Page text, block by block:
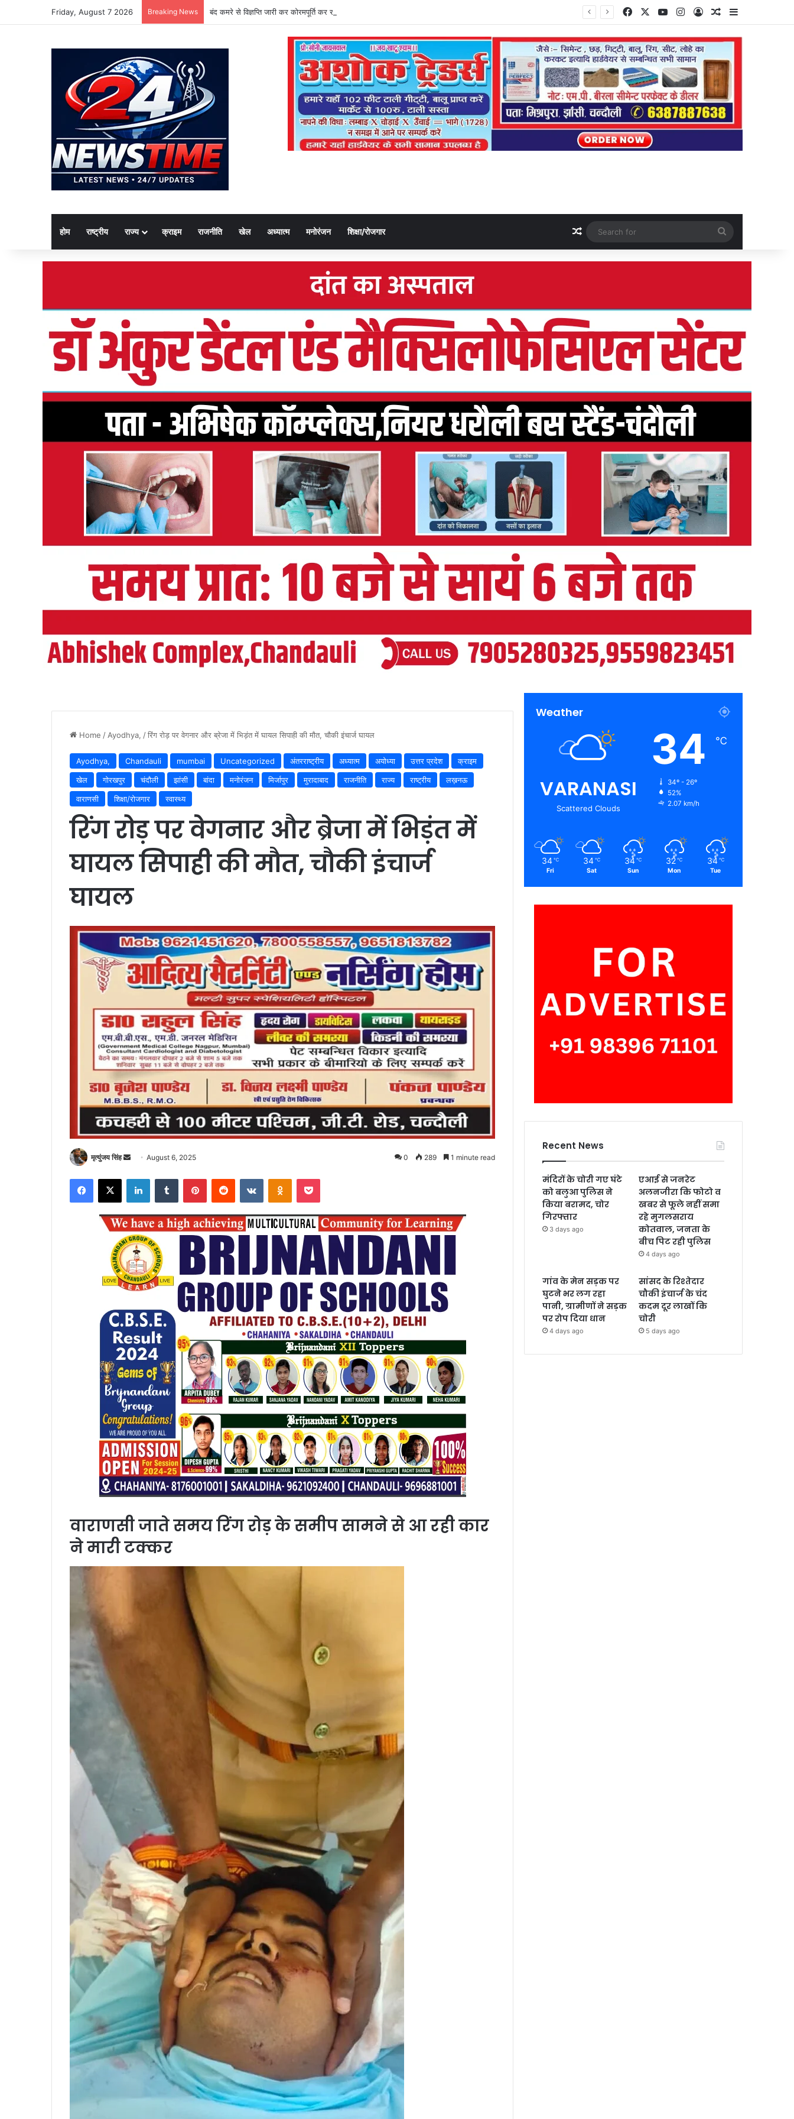
Friday, August 7 2026 Breaking News बंद कमरे से विज्ञप्ति जारी कर कोरमपूर्ति कर रहे डीएओ, किसानों को लूट रहे निजी दुकानदार FacebookYouTubeInstagram
Log InRandom Article
Sidebar
होम राष्ट्रीय राज्य क्राइम राजनीति खेल अध्यात्म मनोरंजन शिक्षा/रोजगार Random Article
for
Home / Ayodhya, /रिंग रोड़ पर वेगनार और ब्रेजा में भिड़ंत में घायल सिपाही की मौत, चौकी इंचार्ज घायल
Ayodhya, Chandauli mumbai Uncategorized अंतरराष्ट्रीय अध्यात्म अयोध्या उत्तर प्रदेश
क्राइम
खेल
गोरखपुर चंदौली झांसी बांदा मनोरंजन मिर्जापुर मुरादाबाद राजनीति राज्य राष्ट्रीय
लख़नऊ
वाराणसी
शिक्षा/रोजगार स्वास्थ्य
रिंग रोड़ पर वेगनार और ब्रेजा में भिड़ंत में
घायल सिपाही की मौत, चौकी इंचार्ज
घायल
मृत्युंजय सिंह
Send
email
August 6, 2025 0 289 1 minute read
Facebook
X LinkedInTumblr PinterestReddit VKontakteOdnoklassniki
Pocket
वाराणसी जाते समय रिंग रोड़ के समीप सामने से आ रही कार
ने मारी टक्कर
Weather
VARANASI
Scattered Clouds
34 ℃
34º - 26º
52%
2.07 km/h
34 ℃
Fri
34 ℃
Sat
34 ℃
Sun
32 ℃
Mon
34 ℃
Tue
Recent News
मंदिरों के चोरी गए घंटे
को बलुआ पुलिस ने
किया बरामद, चोर
गिरफ्तार
3 days ago
एआई से जनरेट
अलनजीरा कि फोटो व
खबर से फूले नहीं समा
रहे मुगलसराय
कोतवाल, जनता के
बीच पिट रही पुलिस
4 days ago
गांव के मेन सड़क पर
घुटने भर लग रहा
पानी, ग्रामीणों ने सड़क
पर रोप दिया धान
4 days ago
सांसद के रिश्तेदार
चौकी इंचार्ज के चंद
कदम दूर लाखों कि
चोरी
5 days ago